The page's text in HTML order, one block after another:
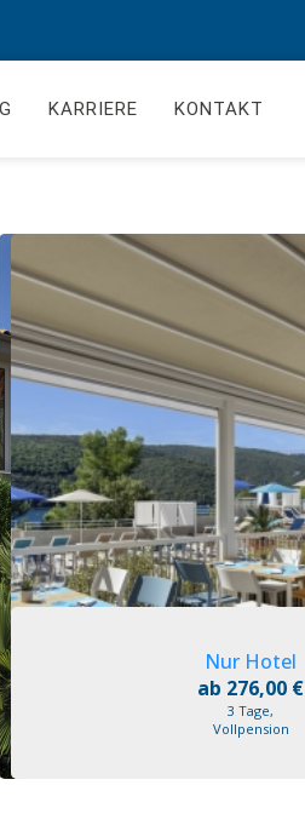
KARRIERE KONTAKT
Nur Hotel
ab 276,00 €
3 Tage,
Vollpension